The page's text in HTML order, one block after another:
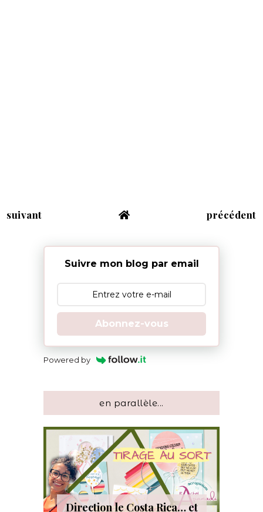
suivant précédent
Suivre mon blog par email
Abonnez-vous
Powered by
en parallèle...
Direction le Costa Rica… et